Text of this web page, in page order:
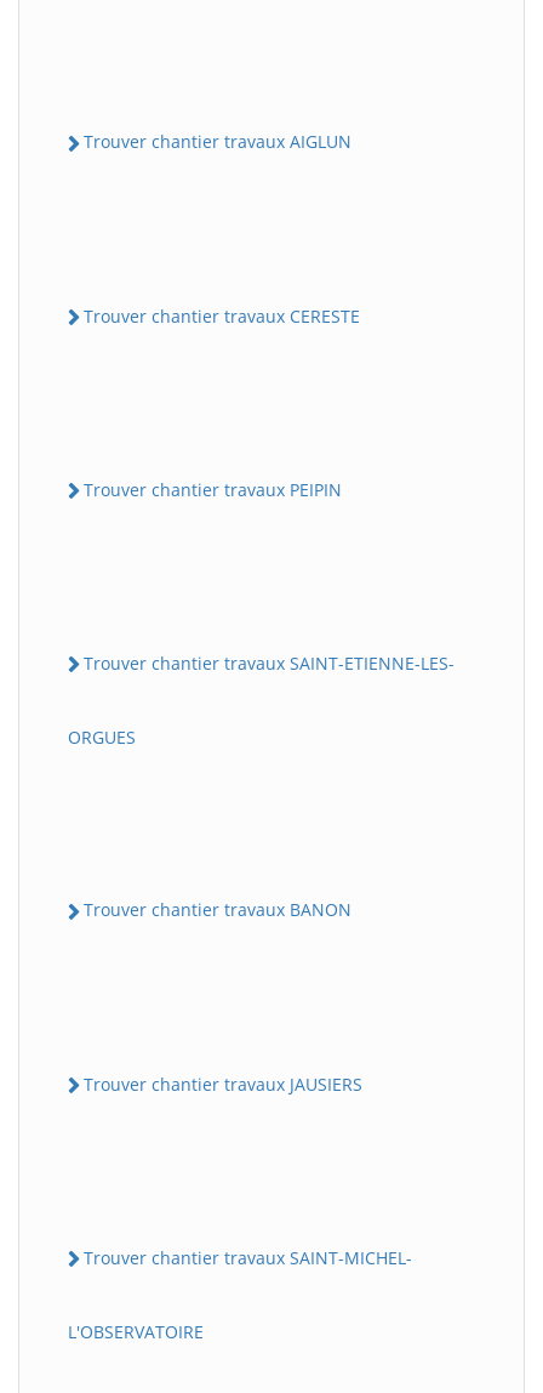
Trouver chantier travaux AIGLUN
Trouver chantier travaux CERESTE
Trouver chantier travaux PEIPIN
Trouver chantier travaux SAINT-ETIENNE-LES-
ORGUES
Trouver chantier travaux BANON
Trouver chantier travaux JAUSIERS
Trouver chantier travaux SAINT-MICHEL-
L'OBSERVATOIRE